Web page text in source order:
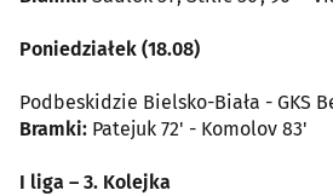
Poniedziałek (18.08)
Podbeskidzie Bielsko-Biała - GKS
Bramki: Patejuk 72' - Komolov 83'
I liga – 3. Kolejka